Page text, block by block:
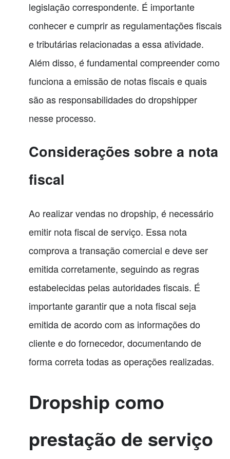
legislação correspondente. É importante
conhecer e cumprir as regulamentações fiscais
e tributárias relacionadas a essa atividade.
Além disso, é fundamental compreender como
funciona a emissão de notas fiscais e quais
são as responsabilidades do dropshipper
nesse processo.
Considerações sobre a nota
fiscal
Ao realizar vendas no dropship, é necessário
emitir nota fiscal de serviço. Essa nota
comprova a transação comercial e deve ser
emitida corretamente, seguindo as regras
estabelecidas pelas autoridades fiscais. É
importante garantir que a nota fiscal seja
emitida de acordo com as informações do
cliente e do fornecedor, documentando de
forma correta todas as operações realizadas.
Dropship como
prestação de serviço